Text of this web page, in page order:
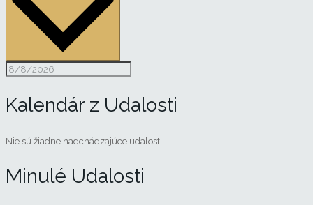
Kalendár z Udalosti
Nie sú žiadne nadchádzajúce udalosti.
Minulé Udalosti